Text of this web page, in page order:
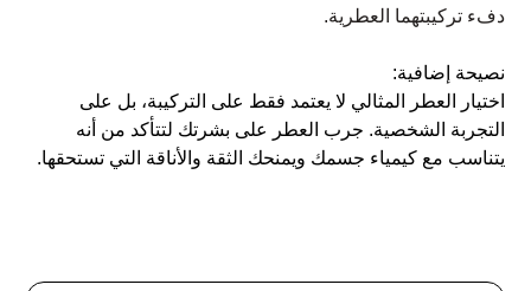
دفء تركيبتهما العطرية.
نصيحة إضافية:
اختيار العطر المثالي لا يعتمد فقط على التركيبة، بل على
التجربة الشخصية. جرب العطر على بشرتك لتتأكد من أنه
يتناسب مع كيمياء جسمك ويمنحك الثقة والأناقة التي تستحقها.